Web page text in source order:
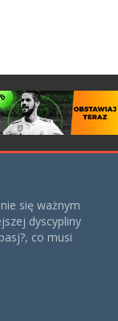
się ważnym
dyscypliny
co musi